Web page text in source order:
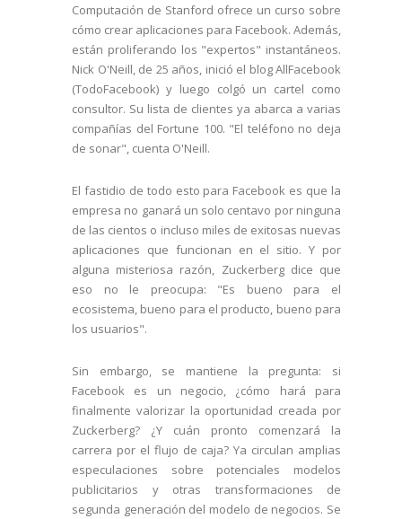
Computación de Stanford ofrece un curso sobre
cómo crear aplicaciones para Facebook. Además,
están proliferando los "expertos" instantáneos.
Nick O'Neill, de 25 años, inició el blog AllFacebook
(TodoFacebook) y luego colgó un cartel como
consultor. Su lista de clientes ya abarca a varias
compañías del Fortune 100. "El teléfono no deja
de sonar", cuenta O'Neill.
El fastidio de todo esto para Facebook es que la
empresa no ganará un solo centavo por ninguna
de las cientos o incluso miles de exitosas nuevas
aplicaciones que funcionan en el sitio. Y por
alguna misteriosa razón, Zuckerberg dice que
eso no le preocupa: "Es bueno para el
ecosistema, bueno para el producto, bueno para
los usuarios".
Sin embargo, se mantiene la pregunta: si
Facebook es un negocio, ¿cómo hará para
finalmente valorizar la oportunidad creada por
Zuckerberg? ¿Y cuán pronto comenzará la
carrera por el flujo de caja? Ya circulan amplias
especulaciones sobre potenciales modelos
publicitarios y otras transformaciones de
segunda generación del modelo de negocios. Se